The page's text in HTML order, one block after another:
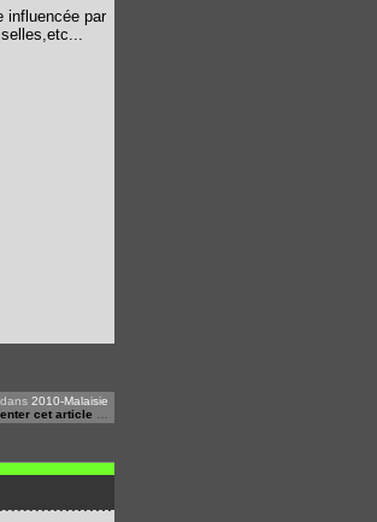
influencée par
dans 2010-Malaisie
cet article